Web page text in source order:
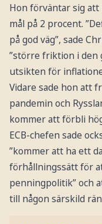
Hon förväntar sig
mål på 2 procent.
på god väg”, sade
”större friktion i den
utsikten för
Vidare sade hon att
pandemin och
kommer att förbli
ECB-chefen sade
”kommer att ha ett
förhållningssätt för
penningpolitik” och
till någon särskild